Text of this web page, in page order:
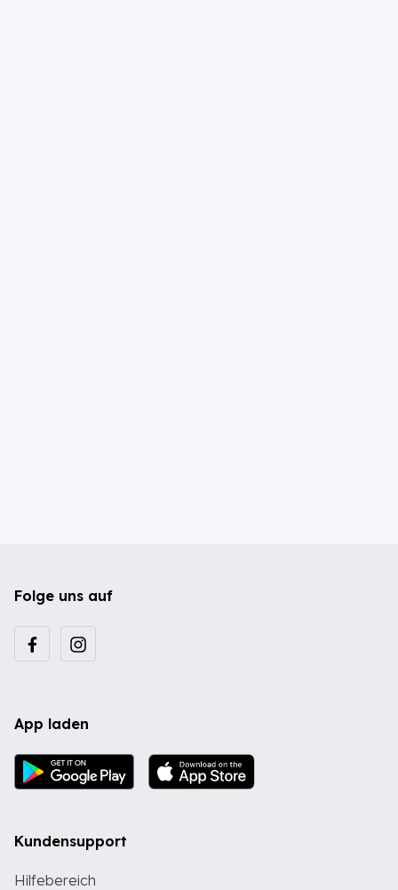
Folge uns auf
App laden
Kundensupport
Hilfebereich